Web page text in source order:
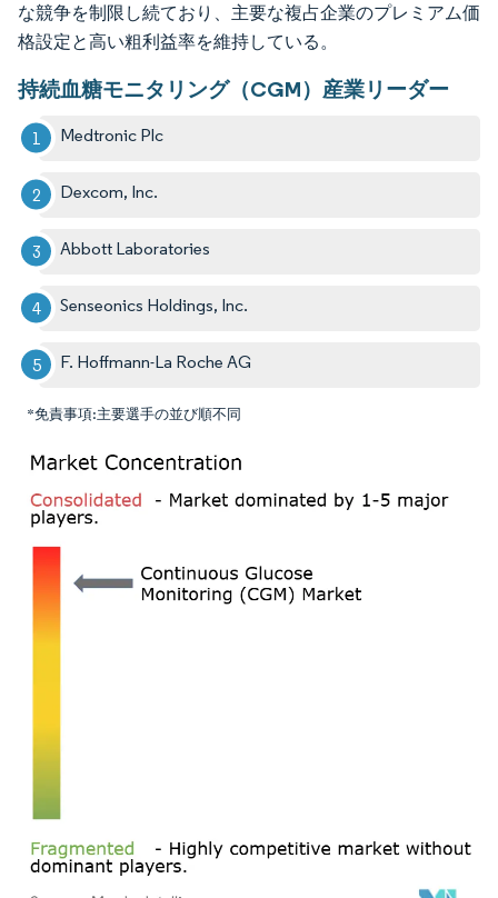
な競争を制限し続ており、主要な複占企業のプレミアム価
格設定と高い粗利益率を維持している。
持続血糖モニタリング（CGM）産業リーダー
Medtronic Plc
Dexcom, Inc.
Abbott Laboratories
Senseonics Holdings, Inc.
F. Hoffmann-La Roche AG
*免責事項:主要選手の並び順不同